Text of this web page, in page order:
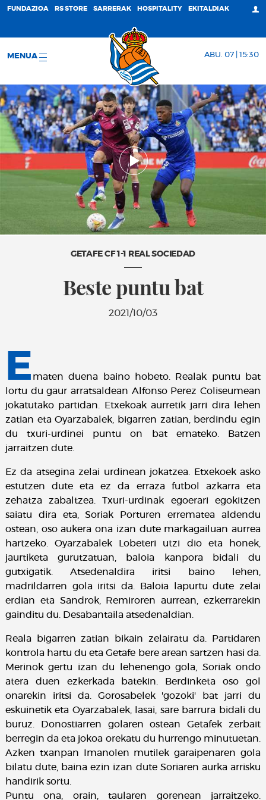
FUNDAZIOA RS STORE SARRERAK HOSPITALITY EKITALDIAK
MENUA ABU. 07 | 15:30
GETAFE CF 1-1 REAL SOCIEDAD
Beste puntu bat
2021/10/03
E maten duena baino hobeto. Realak puntu bat
lortu du gaur arratsaldean Alfonso Perez Coliseumean
jokatutako partidan. Etxekoak aurretik jarri dira lehen
zatian eta Oyarzabalek, bigarren zatian, berdindu egin
du txuri-urdinei puntu on bat emateko. Batzen
jarraitzen dute.
Ez da atsegina zelai urdinean jokatzea. Etxekoek asko
estutzen dute eta ez da erraza futbol azkarra eta
zehatza zabaltzea. Txuri-urdinak egoerari egokitzen
saiatu dira eta, Soriak Porturen errematea aldendu
ostean, oso aukera ona izan dute markagailuan aurrea
hartzeko. Oyarzabalek Lobeteri utzi dio eta honek,
jaurtiketa gurutzatuan, baloia kanpora bidali du
gutxigatik. Atsedenaldira iritsi baino lehen,
madrildarren gola iritsi da. Baloia lapurtu dute zelai
erdian eta Sandrok, Remiroren aurrean, ezkerrarekin
gainditu du. Desabantaila atsedenaldian.
Reala bigarren zatian bikain zelairatu da. Partidaren
kontrola hartu du eta Getafe bere arean sartzen hasi da.
Merinok gertu izan du lehenengo gola, Soriak ondo
atera duen ezkerkada batekin. Berdinketa oso gol
onarekin iritsi da. Gorosabelek 'gozoki' bat jarri du
eskuinetik eta Oyarzabalek, lasai, sare barrura bidali du
buruz. Donostiarren golaren ostean Getafek zerbait
berregin da eta jokoa orekatu du hurrengo minutuetan.
Azken txanpan Imanolen mutilek garaipenaren gola
bilatu dute, baina ezin izan dute Soriaren aurka arrisku
handirik sortu.
Puntu ona, orain, taularen gorenean jarraitzeko.